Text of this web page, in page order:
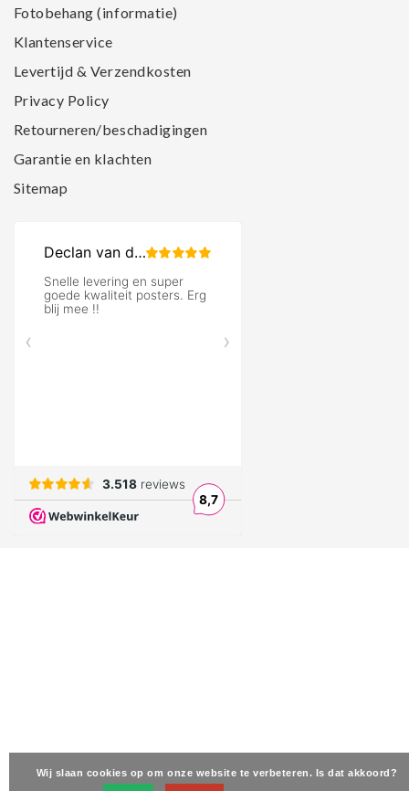
Fotobehang (informatie)
Klantenservice
Levertijd & Verzendkosten
Privacy Policy
Retourneren/beschadigingen
Garantie en klachten
Sitemap
Wij slaan cookies op om onze website te verbeteren. Is dat akkoord?